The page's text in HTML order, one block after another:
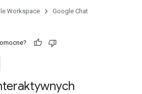
Workspace
Google Chat